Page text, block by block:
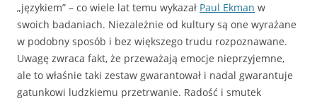
„językiem” – co wiele lat temu wykazał Paul Ekman w
swoich badaniach. Niezależnie od kultury są one wyrażane
w podobny sposób i bez większego trudu rozpoznawane.
Uwagę zwraca fakt, że przeważają emocje nieprzyjemne,
ale to właśnie taki zestaw gwarantował i nadal gwarantuje
gatunkowi ludzkiemu przetrwanie. Radość i smutek